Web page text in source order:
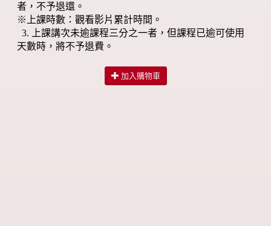
者，不予退還。
※上課時數：觀看影片累計時間。
3. 上課講次未逾課程三分之一者，但課程已逾可使用
天數時，將不予退費。
加入購物車